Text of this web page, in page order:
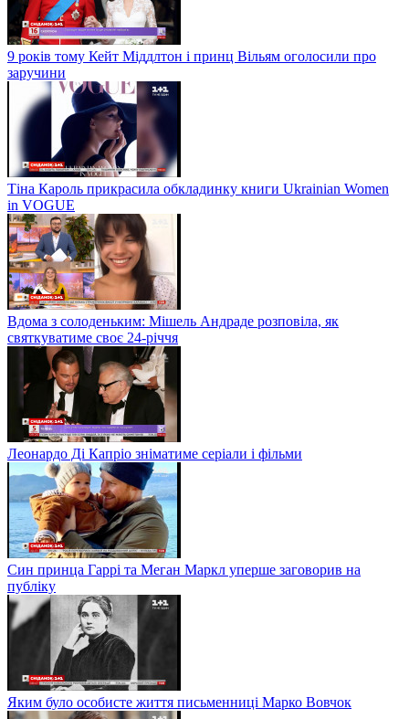
9 років тому Кейт Міддлтон і принц Вільям оголосили про
заручини
Тіна Кароль прикрасила обкладинку книги Ukrainian Women
in VOGUE
Вдома з солоденьким: Мішель Андраде розповіла, як
святкуватиме своє 24-річчя
Леонардо Ді Капріо зніматиме серіали і фільми
Син принца Гаррі та Меган Маркл уперше заговорив на
публіку
Яким було особисте життя письменниці Марко Вовчок